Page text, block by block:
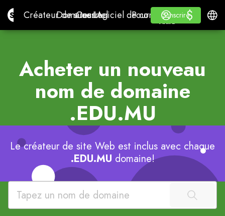
Site.proCréateur de sites IA
Créateur de sites IA
Domaines
Domaines
Courriel
CourrielLogiciel de comptabilité
Logiciel de comptabilité
Pour les
Pour les revendeurs
MARQUE BLANCHE
Apprendre
Apprendre
S'inscrire
S'inscrire
Se connecter
$
$
Acheter un nouveau
nom de domaine
.EDU.MU
Le créateur de site Web est inclus avec chaque
.EDU.MU domaine!